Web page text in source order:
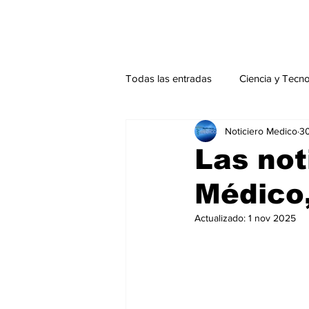
Todas las entradas Ciencia y
Actualidad Salud Mental
Endocrinología Actualidad
Las
Noticiero Medico
Actualizado: 1 nov 2025